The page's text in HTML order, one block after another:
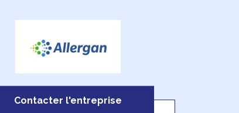
Contacter l'entreprise